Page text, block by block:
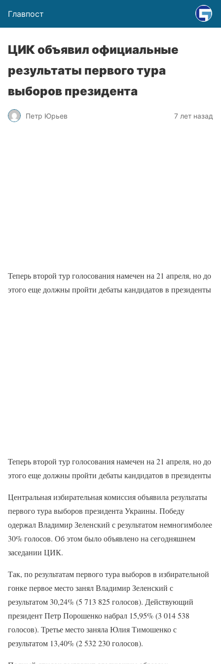
Главпост
ЦИК объявил официальные
результаты первого тура
выборов президента
Петр Юрьев 7 лет назад
Теперь второй тур голосования намечен на 21 апреля, но до
этого еще должны пройти дебаты кандидатов в президенты
Теперь второй тур голосования намечен на 21 апреля, но до
этого еще должны пройти дебаты кандидатов в президенты
Центральная избирательная комиссия объявила результаты
первого тура выборов президента Украины. Победу
одержал Владимир Зеленский с результатом немногимболее
30% голосов. Об этом было объявлено на сегодняшнем
заседании ЦИК.
Так, по результатам первого тура выборов в избирательной
гонке первое место занял Владимир Зеленский с
результатом 30,24% (5 713 825 голосов). Действующий
президент Петр Порошенко набрал 15,95% (3 014 538
голосов). Третье место заняла Юлия Тимошенко с
результатом 13,40% (2 532 230 голосов).